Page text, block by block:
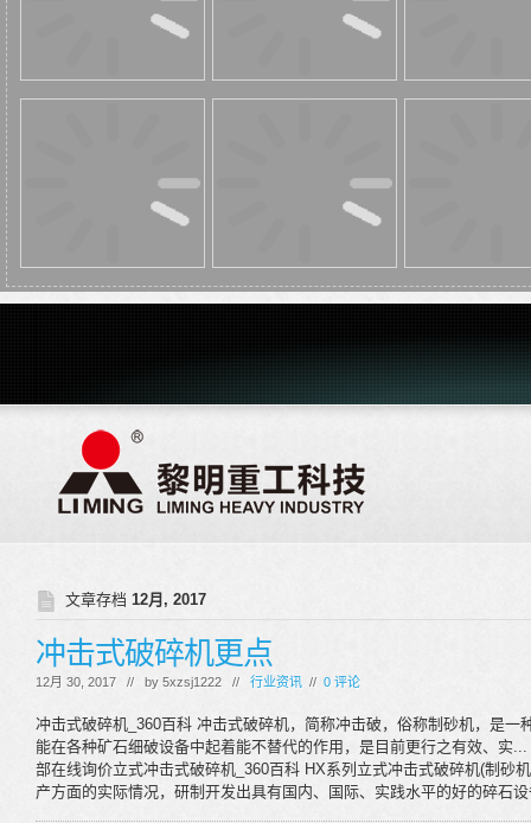
文章存档 12月, 2017
冲击式破碎机更点
12月 30, 2017 // by 5xzsj1222 // 行业资讯 // 0 评论
冲击式破碎机_360百科 冲击式破碎机，简称冲击破，俗称制砂机，是一
能在各种矿石细破设备中起着能不替代的作用，是目前更行之有效、实
部在线询价立式冲击式破碎机_360百科 HX系列立式冲击式破碎机(制砂
产方面的实际情况，研制开发出具有国内、国际、实践水平的好的碎石